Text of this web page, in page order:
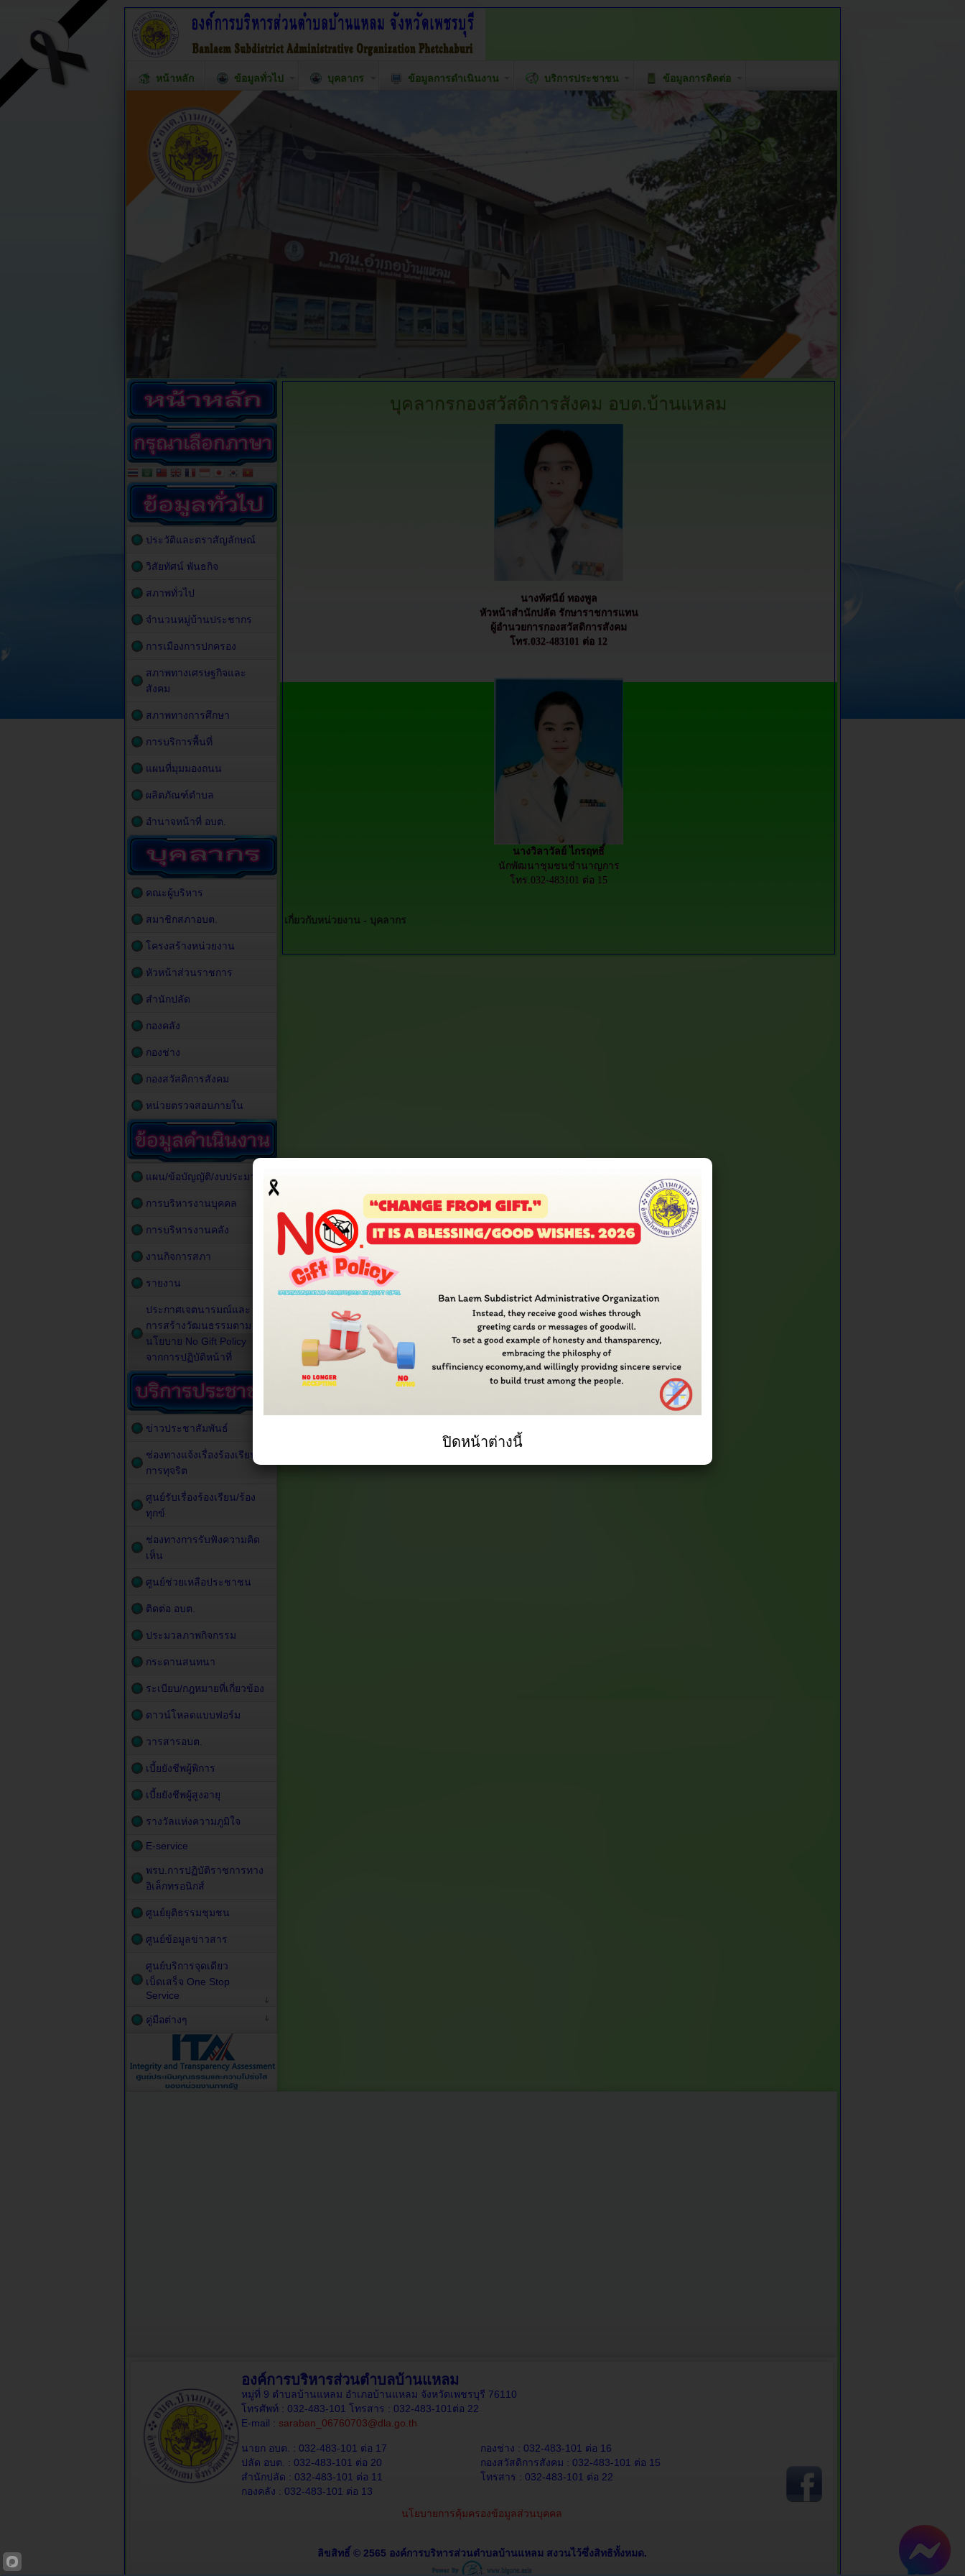
หน้าหลัก ข้อมูลทั่วไป บุคลากร ข้อมูลการดำเนินงาน บริการประชาชน ข้อมูลการติดต่อ
บุคลากรกองสวัสดิการสังคม อบต.บ้านแหลม
นางทัศนีย์ ทองพูล
หัวหน้าสำนักปลัด รักษาราชการแทน
ผู้อำนวยการกองสวัสดิการสังคม
โทร.032-483101 ต่อ 12
นางวิลาวัลย์ ไกรฤทธิ์
นักพัฒนาชุมชนชำนาญการ
โทร.032-483101 ต่อ 15
เกี่ยวกับหน่วยงาน - บุคลากร
ประวัติและตราสัญลักษณ์
วิสัยทัศน์ พันธกิจ
สภาพทั่วไป
จำนวนหมู่บ้านประชากร
การเมืองการปกครอง
สภาพทางเศรษฐกิจและ
สังคม
สภาพทางการศึกษา
การบริการพื้นที่
แผนที่มุมมองถนน
ผลิตภัณฑ์ตำบล
อำนาจหน้าที่ อบต.
คณะผู้บริหาร
สมาชิกสภาอบต.
โครงสร้างหน่วยงาน
หัวหน้าส่วนราชการ
สำนักปลัด
กองคลัง
กองช่าง
กองสวัสดิการสังคม
หน่วยตรวจสอบภายใน
แผน/ข้อบัญญัติ/งบประมาณ
การบริหารงานบุคคล
การบริหารงานคลัง
งานกิจการสภา
รายงาน
ประกาศเจตนารมณ์และ
การสร้างวัฒนธรรมตาม
นโยบาย No Gift Policy
จากการปฏิบัติหน้าที่
ข่าวประชาสัมพันธ์
ช่องทางแจ้งเรื่องร้องเรียน
การทุจริต
ศูนย์รับเรื่องร้องเรียน/ร้อง
ทุกข์
ช่องทางการรับฟังความคิด
เห็น
ศูนย์ช่วยเหลือประชาชน
ติดต่อ อบต.
ประมวลภาพกิจกรรม
กระดานสนทนา
ระเบียบ/กฎหมายที่เกี่ยวข้อง
ดาวน์โหลดแบบฟอร์ม
วารสารอบต.
เบี้ยยังชีพผู้พิการ
เบี้ยยังชีพผู้สูงอายุ
รางวัลแห่งความภูมิใจ
E-service
พรบ.การปฏิบัติราชการทาง
อิเล็กทรอนิกส์
ศูนย์ยุติธรรมชุมชน
ศูนย์ข้อมูลข่าวสาร
ศูนย์บริการจุดเดียว
เบ็ดเสร็จ One Stop
Service
คู่มือต่างๆ
องค์การบริหารส่วนตำบลบ้านแหลม
หมู่ที่ 9 ตำบลบ้านแหลม อำเภอบ้านแหลม จังหวัดเพชรบุรี 76110
โทรศัพท์ : 032-483-101 โทรสาร : 032-483-101ต่อ 22
E-mail : saraban_06760703@dla.go.th
นายก อบต. : 032-483-101 ต่อ 17
ปลัด อบต. : 032-483-101 ต่อ 20
สำนักปลัด : 032-483-101 ต่อ 11
กองคลัง : 032-483-101 ต่อ 13
กองช่าง : 032-483-101 ต่อ 16
กองสวัสดิการสังคม : 032-483-101 ต่อ 15
โทรสาร : 032-483-101 ต่อ 22
นโยบายการคุ้มครองข้อมูลส่วนบุคคล
ลิขสิทธิ์ © 2565 องค์การบริหารส่วนตำบลบ้านแหลม สงวนไว้ซึ่งสิทธิทั้งหมด.
ปิดหน้าต่างนี้